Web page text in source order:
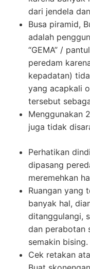
dari jendela
Busa piramid,
adalah
“GEMA” /
peredam
kepadatan)
yang acapkali
tersebut
Menggunakan
juga tidak
Perhatikan
dipasang
meremehkan
Ruangan yang
banyak hal,
ditanggulangi,
dan perabotan
semakin bising.
Cek retakan